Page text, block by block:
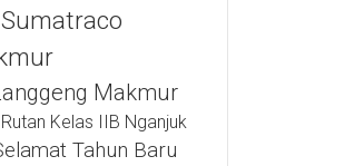
Makmur
Rutan Kelas IIB Nganjuk
Tahun Baru